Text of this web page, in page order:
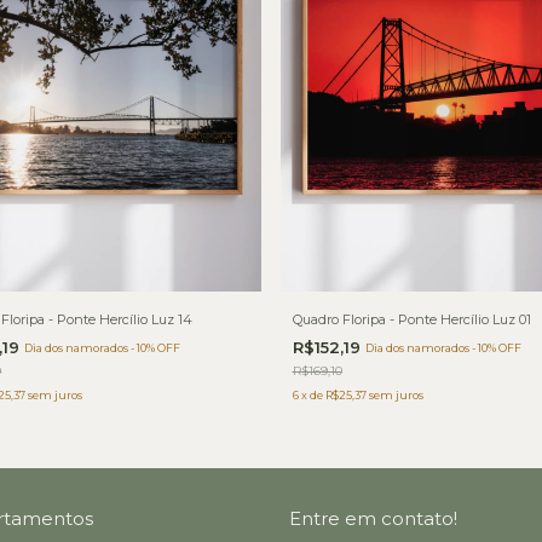
- Ponte Hercílio Luz 14
Dia dos namorados - 10% OFF
sem juros
Quadro Floripa - Ponte Hercílio Luz 01
R$152,19 Dia dos namorados - 10% OFF
R$169,10
6 xde R$25,37 sem juros
Entre em contato!